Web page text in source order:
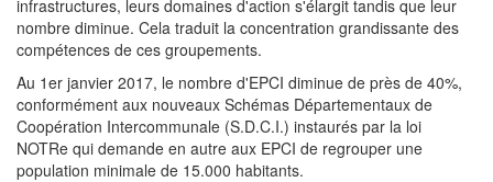
infrastructures, leurs domaines d'action s'élargit tandis que leur
nombre diminue. Cela traduit la concentration grandissante des
compétences de ces groupements.
Au 1er janvier 2017, le nombre d'EPCI diminue de près de 40%,
conformément aux nouveaux Schémas Départementaux de
Coopération Intercommunale (S.D.C.I.) instaurés par la loi
NOTRe qui demande en autre aux EPCI de regrouper une
population minimale de 15.000 habitants.